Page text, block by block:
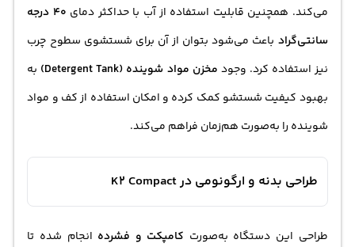
می‌کند. همچنین قابلیت استفاده از آب با حداکثر دمای
40 درجه
سانتی‌گراد باعث می‌شود بتوان از آن برای شستشوی سطوح چرب
نیز استفاده کرد. وجود مخزن مواد شوینده (Detergent Tank)
به
بهبود کیفیت شستشو کمک کرده و امکان استفاده از کف و مواد
شوینده را به‌صورت هم‌زمان فراهم می‌کند.
طراحی بدنه و ارگونومی در K2 Compact
طراحی این دستگاه به‌صورت کامپکت و فشرده انجام شده تا